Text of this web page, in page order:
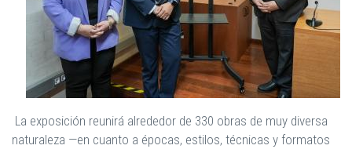
La exposición reunirá alrededor de 330 obras de muy diversa
naturaleza —en cuanto a épocas, estilos, técnicas y formatos